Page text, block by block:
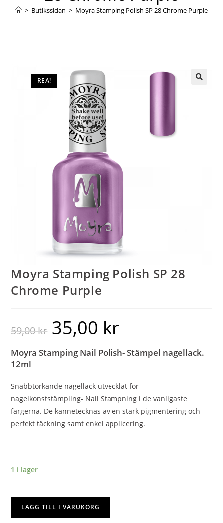
> Butikssidan > Moyra Stamping Polish SP 28 Chrome Purple
REA!
Moyra Stamping Polish SP 28
Chrome Purple
59,00kr 35,00 kr
Moyra Stamping Nail Polish- Stämpel nagellack.
12ml
Snabbtorkande nagellack utvecklat för
nagelkonststämpling- Nail Stampning i de vanligaste
färgerna. De kännetecknas av en stark pigmentering och
perfekt täckning samt enkel applicering.
1 i lager
LÄGG TILL I VARUKORG